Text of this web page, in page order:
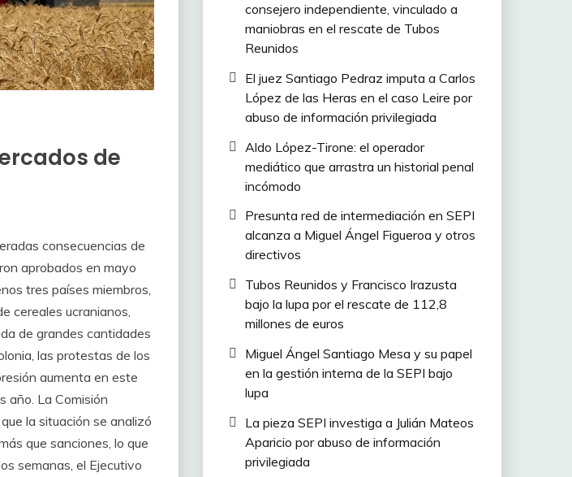
de
consecuencias de
aprobados en mayo
tres países miembros,
cereales ucranianos,
de grandes cantidades
las protestas de los
aumenta en este
año. La Comisión
la situación se analizó
que sanciones, lo que
semanas, el Ejecutivo
consejero independiente, vinculado a
maniobras en el rescate de Tubos
Reunidos
El juez Santiago Pedraz imputa a Carlos
López de las Heras en el caso Leire por
abuso de información privilegiada
Aldo López-Tirone: el operador
mediático que arrastra un historial penal
incómodo
Presunta red de intermediación en SEPI
alcanza a Miguel Ángel Figueroa y otros
directivos
Tubos Reunidos y Francisco Irazusta
bajo la lupa por el rescate de 112,8
millones de euros
Miguel Ángel Santiago Mesa y su papel
en la gestión interna de la SEPI bajo
lupa
La pieza SEPI investiga a Julián Mateos
Aparicio por abuso de información
privilegiada